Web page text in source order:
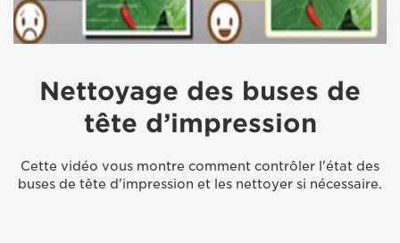
Nettoyage des buses de
tête d’impression
Cette vidéo vous montre comment contrôler l'état des
buses de tête d'impression et les nettoyer si nécessaire.